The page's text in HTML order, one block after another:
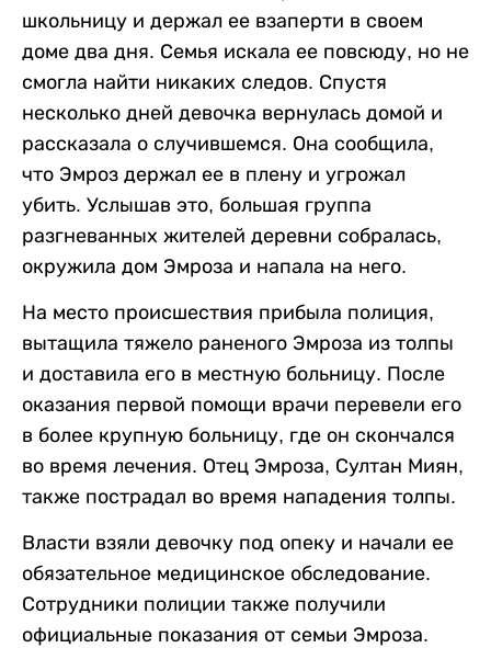
школьницу и держал ее взаперти в своем
доме два дня. Семья искала ее повсюду, но не
смогла найти никаких следов. Спустя
несколько дней девочка вернулась домой и
рассказала о случившемся. Она сообщила,
что Эмроз держал ее в плену и угрожал
убить. Услышав это, большая группа
разгневанных жителей деревни собралась,
окружила дом Эмроза и напала на него.
На место происшествия прибыла полиция,
вытащила тяжело раненого Эмроза из толпы
и доставила его в местную больницу. После
оказания первой помощи врачи перевели его
в более крупную больницу, где он скончался
во время лечения. Отец Эмроза, Султан Миян,
также пострадал во время нападения толпы.
Власти взяли девочку под опеку и начали ее
обязательное медицинское обследование.
Сотрудники полиции также получили
официальные показания от семьи Эмроза.